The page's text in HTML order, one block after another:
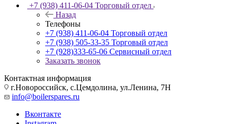
+7 (938) 411-06-04 Торговый отдел
Назад
Телефоны
+7 (938) 411-06-04 Торговый отдел
+7 (938) 505-33-35 Торговый отдел
+7 (928)333-65-06 Сервисный отдел
Заказать звонок
Контактная информация
г.Новороссийск, с.Цемдолина, ул.Ленина, 7Н
info@boilerspares.ru
Вконтакте